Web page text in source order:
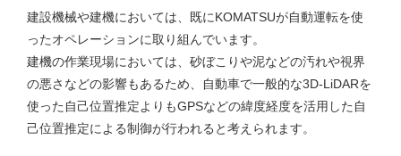
建設機械や建機においては、既にKOMATSUが自動運転を使
ったオペレーションに取り組んでいます。
建機の作業現場においては、砂ぼこりや泥などの汚れや視界
の悪さなどの影響もあるため、自動車で一般的な3D-LiDARを
使った自己位置推定よりもGPSなどの緯度経度を活用した自
己位置推定による制御が行われると考えられます。